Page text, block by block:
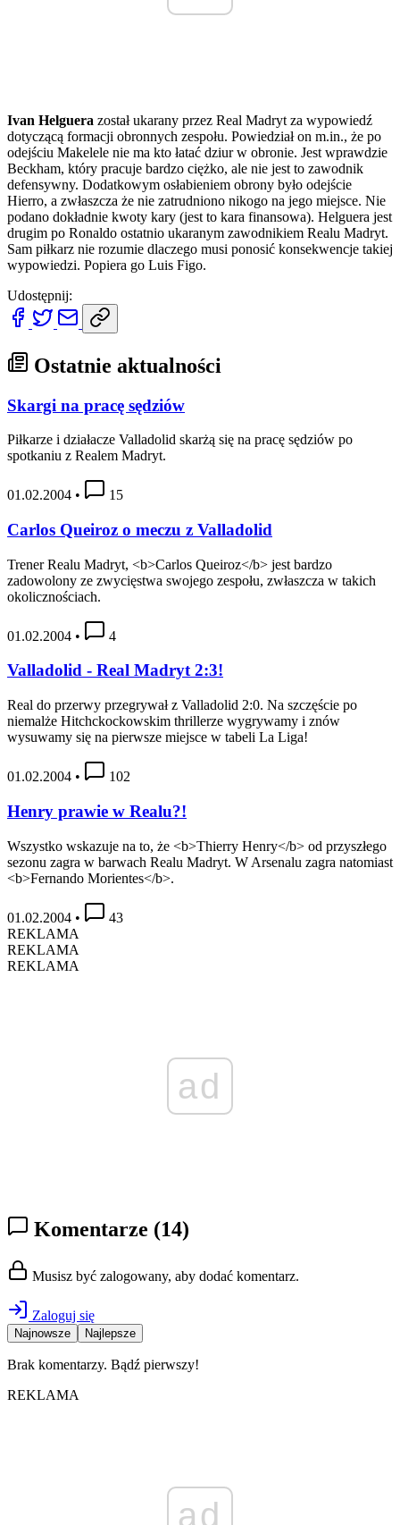
Ivan Helguera został ukarany przez Real Madryt za wypowiedź
dotyczącą formacji obronnych zespołu. Powiedział on m.in., że po
odejściu Makelele nie ma kto łatać dziur w obronie. Jest wprawdzie
Beckham, który pracuje bardzo ciężko, ale nie jest to zawodnik
defensywny. Dodatkowym osłabieniem obrony było odejście
Hierro, a zwłaszcza że nie zatrudniono nikogo na jego miejsce. Nie
podano dokładnie kwoty kary (jest to kara finansowa). Helguera jest
drugim po Ronaldo ostatnio ukaranym zawodnikiem Realu Madryt.
Sam piłkarz nie rozumie dlaczego musi ponosić konsekwencje takiej
wypowiedzi. Popiera go Luis Figo.
Udostępnij:
Ostatnie aktualności
Skargi na pracę sędziów
Piłkarze i działacze Valladolid skarżą się na pracę sędziów po
spotkaniu z Realem Madryt.
01.02.2004 • 15
Carlos Queiroz o meczu z Valladolid
Trener Realu Madryt, <b>Carlos Queiroz</b> jest bardzo
zadowolony ze zwycięstwa swojego zespołu, zwłaszcza w takich
okolicznościach.
01.02.2004 • 4
Valladolid - Real Madryt 2:3!
Real do przerwy przegrywał z Valladolid 2:0. Na szczęście po
niemalże Hitchckockowskim thrillerze wygrywamy i znów
wysuwamy się na pierwsze miejsce w tabeli La Liga!
01.02.2004 • 102
Henry prawie w Realu?!
Wszystko wskazuje na to, że <b>Thierry Henry</b> od przyszłego
sezonu zagra w barwach Realu Madryt. W Arsenalu zagra natomiast
<b>Fernando Morientes</b>.
01.02.2004 •
43
REKLAMA
REKLAMA
REKLAMA
ad
Komentarze (14)
Musisz być zalogowany, aby dodać komentarz.
Zaloguj się
Najnowsze Najlepsze
Brak komentarzy. Bądź pierwszy!
REKLAMA
ad